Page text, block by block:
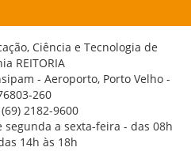
Ciência e Tecnologia de
REITORIA
- Aeroporto, Porto Velho -
260
2182-9600
a sexta-feira - das 08h
14h às 18h